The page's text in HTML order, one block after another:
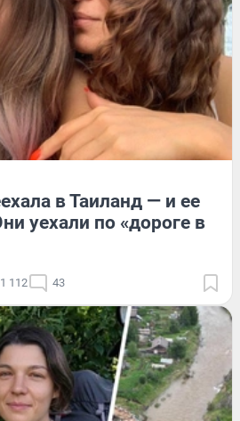
в Таиланд — и ее
уехали по «дороге в
112 43